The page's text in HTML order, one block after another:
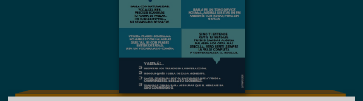
MATERIAL GRÁFICO